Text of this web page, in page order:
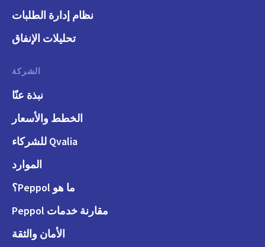
نظام إدارة الطلبات
تحليلات الإنفاق
الشركة
نبذة عنّا
الخطط والأسعار
Qvalia للشركاء
الموارد
ما هو Peppol؟
مقارنة خدمات Peppol
الأمان والثقة